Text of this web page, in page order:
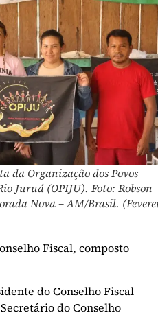
da Organização dos Povos
Juruá (OPIJU). Foto: Robson
Nova – AM/Brasil.
Fiscal, composto
do Conselho Fiscal
do Conselho